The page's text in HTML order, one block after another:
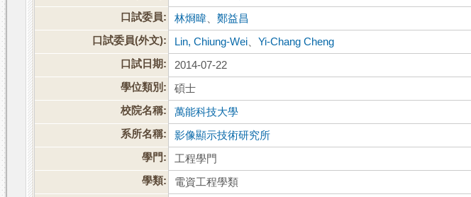
口試委員:
林烱暐 、鄭益昌
口試委員(外文):
Lin, Chiung-Wei 、Yi-Chang Cheng
口試日期:
2014-07-22
學位類別:
碩士
校院名稱:
萬能科技大學
系所名稱:
影像顯示技術研究所
學門:
工程學門
學類:
電資工程學類